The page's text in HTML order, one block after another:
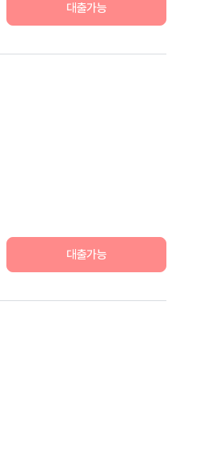
대출가능
대출가능